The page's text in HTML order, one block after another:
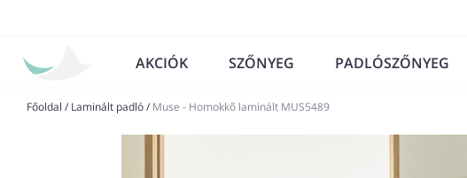
AKCIÓK SZŐNYEG PADLÓSZŐNYEG
Főoldal / Laminált padló/ Muse - Homokkő laminált MUS5489